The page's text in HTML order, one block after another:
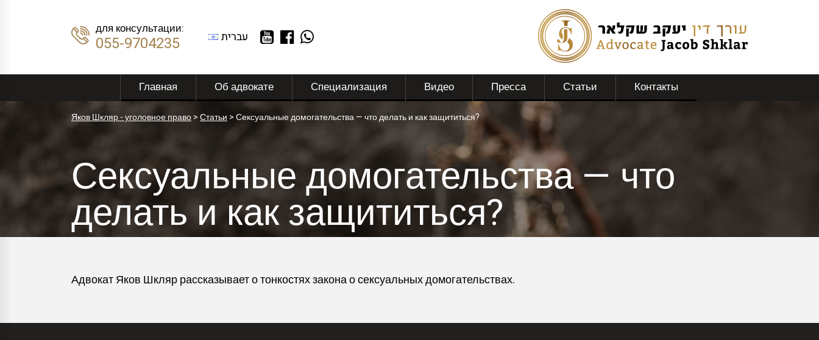
для консультации:
055-9704235 עברית
Главная Об адвокате Специализация Видео Пресса Статьи Контакты
Яков Шкляр - уголовное право>Статьи >Сексуальные домогательства — что делать и как защититься?
Сексуальные домогательства — что
делать и как защититься?
Адвокат Яков Шкляр рассказывает о тонкостях закона о сексуальных домогательствах.